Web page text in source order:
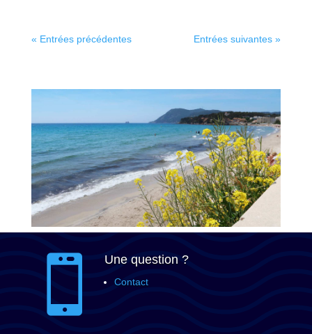
« Entrées précédentes Entrées suivantes »
 Une question ?
Contact